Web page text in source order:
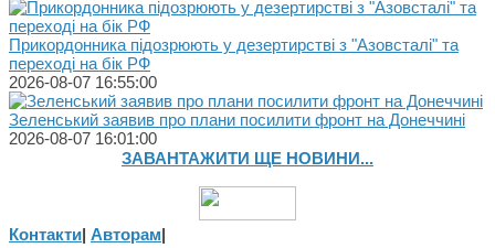
Прикордонника підозрюють у дезертирстві з "Азовсталі" та
переході на бік РФ
2026-08-07 16:55:00
Зеленський заявив про плани посилити фронт на Донеччині
2026-08-07 16:01:00
ЗАВАНТАЖИТИ ЩЕ НОВИНИ...
Контакти| Авторам|